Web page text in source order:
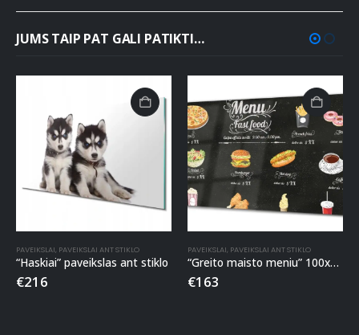
JUMS TAIP PAT GALI PATIKTI…
PAVEIKSLAI, PAVEIKSLAI ANT STIKLO
“Haskiai” paveikslas ant stiklo
€216
PAVEIKSLAI, PAVEIKSLAI ANT STIKLO
“Greito maisto meniu” 100x50cm paveikslas ant stiklo
€163